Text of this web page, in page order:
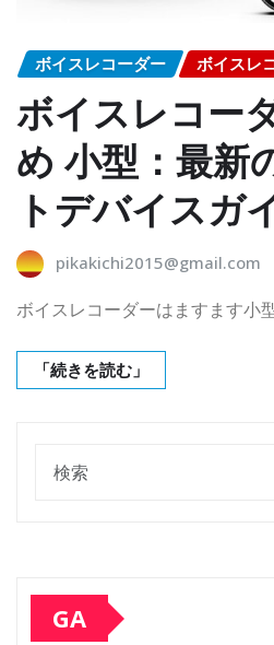
ボイスレコーダー ボイスレ
ボイスレコー
め 小型：最新
トデバイスガ
pikakichi2015@gmail.com
ボイスレコーダーはますます小
「続きを読む」
GA